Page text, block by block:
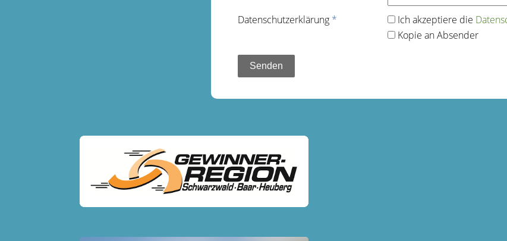
Datenschutz­erklärung * Ich akzeptiere die
Kopie an Absender